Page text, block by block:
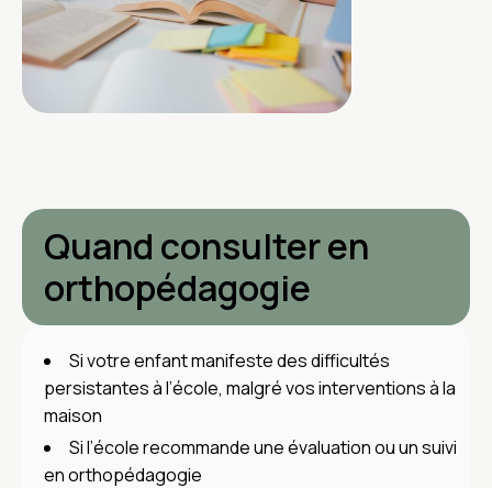
Quand consulter en
orthopédagogie
Si votre enfant manifeste des difficultés
persistantes à l’école, malgré vos interventions à la
maison
Si l’école recommande une évaluation ou un suivi
en orthopédagogie